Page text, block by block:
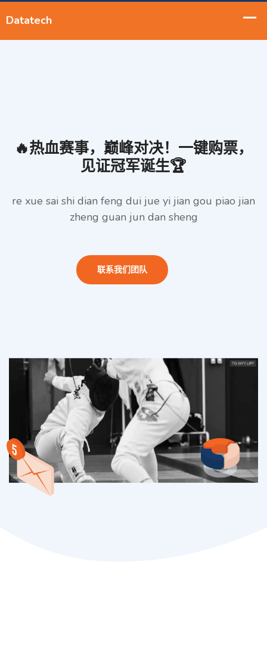
🔥热血赛事，巅峰对决！一键购票，
见证冠军诞生🏆
re xue sai shi dian feng dui jue yi jian gou piao jian
zheng guan jun dan sheng
联系我们团队